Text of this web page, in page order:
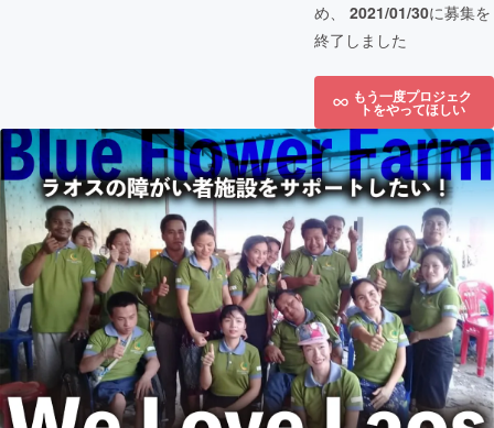
め、 2021/01/30に募集を
終了しました
もう一度プロジェク
トをやってほしい